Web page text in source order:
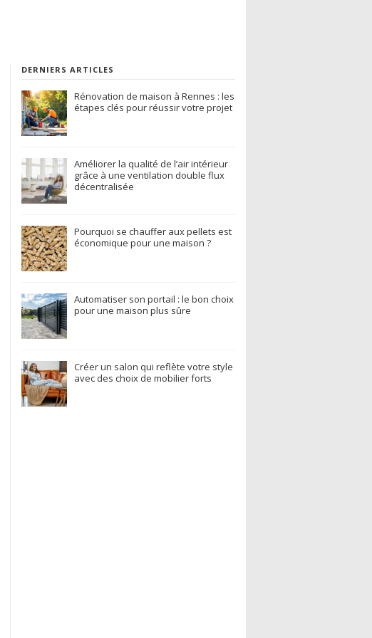
DERNIERS ARTICLES
Rénovation de maison à Rennes : les
étapes clés pour réussir votre projet
Améliorer la qualité de l’air intérieur
grâce à une ventilation double flux
décentralisée
Pourquoi se chauffer aux pellets est
économique pour une maison ?
Automatiser son portail : le bon choix
pour une maison plus sûre
Créer un salon qui reflète votre style
avec des choix de mobilier forts